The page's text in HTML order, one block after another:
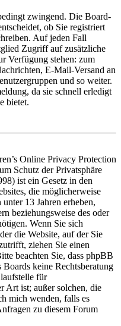
zwingend. Die Board-
ob Sie registriert
Auf jeden Fall
Zugriff auf zusätzliche
Verfügung stehen: zum
E-Mail-Versand an
und so weiter.
da sie schnell erledigt
bietet.
Online Privacy Protection
Schutz der Privatsphäre
ist ein Gesetz in den
die möglicherweise
13 Jahren erheben,
beziehungsweise des oder
Wenn Sie sich
die Website, auf der Sie
ziehen Sie einen
beachten Sie, dass phpBB
keine Rechtsberatung
für
Art ist; außer solchen, die
mich wenden, falls es
zu diesem Forum